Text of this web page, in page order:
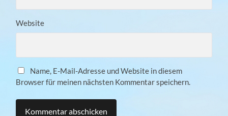
Website
Name, E-Mail-Adresse und Website in diesem
Browser für meinen nächsten Kommentar speichern.